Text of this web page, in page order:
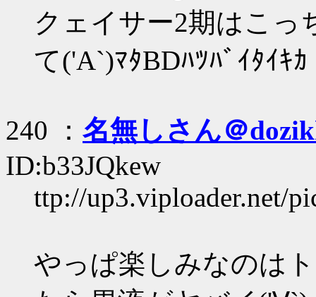
クェイサー2期はこっ
て('A`)ﾏﾀBDﾊﾂﾊﾞｲﾀｲｷｶ
240 ： 名無しさん＠
ID:b33JQkew
ttp://up3.viploader.net/
やっぱ楽しみなのは